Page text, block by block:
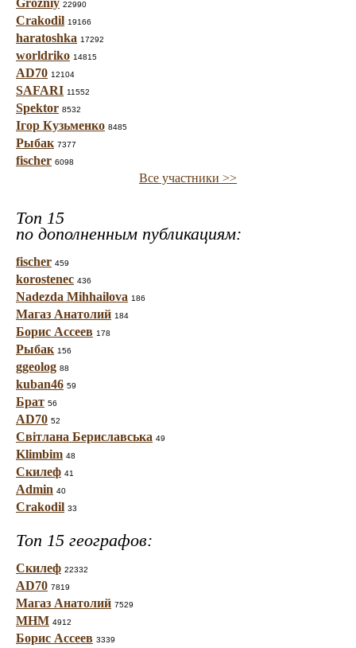
Grozniy 22990
Crakodil 19166
haratoshka 17292
worldriko 14815
AD70 12104
SAFARI 11552
Spektor 8532
Ігор Кузьменко 8485
Рыбак 7377
fischer 6098
Все участники >>
Топ 15
по дополненным публикациям:
fischer 459
korostenec 436
Nadezda Mihhailova 186
Магаз Анатолий 184
Борис Ассеев 178
Рыбак 156
ggeolog 88
kuban46 59
Брат 56
AD70 52
Світлана Бериславська 49
Klimbim 48
Скилеф 41
Admin 40
Crakodil 33
Топ 15 географов:
Скилеф 22332
AD70 7819
Магаз Анатолий 7529
МНМ 4912
Борис Ассеев 3339